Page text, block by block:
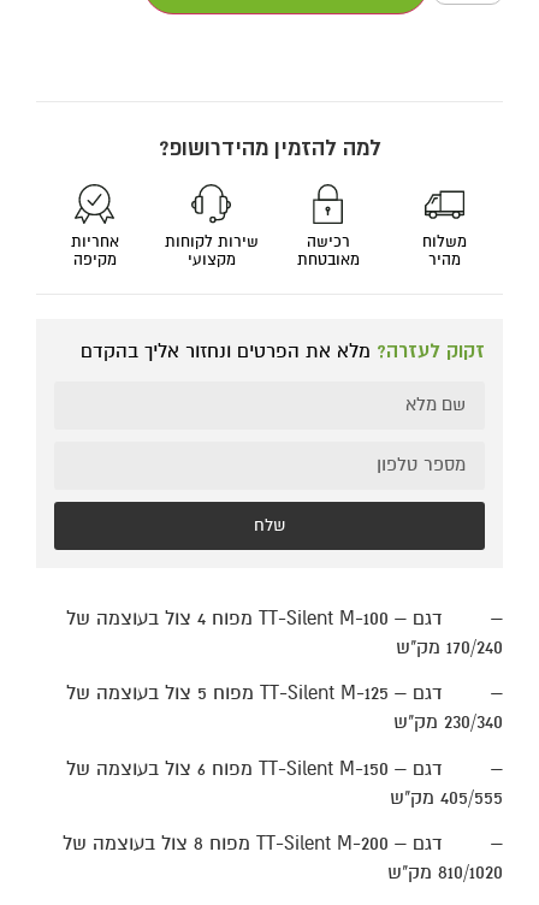
למה להזמין מהידרושופ?
משלוח
מהיר
רכישה
מאובטחת
שירות לקוחות
מקצועי
אחריות
מקיפה
זקוק לעזרה? מלא את הפרטים ונחזור אליך בהקדם
שלח
– דגם TT-Silent M-100 –
מפוח 4 צול בעוצמה של
170/240 מק"ש
– דגם TT-Silent M-125 – מפוח 5 צול בעוצמה של
230/340 מק"ש
– דגם TT-Silent M-150 –
מפוח 6 צול בעוצמה של
405/555 מק"ש
– דגם TT-Silent M-200 –
מפוח 8 צול בעוצמה של
810/1020 מק"ש